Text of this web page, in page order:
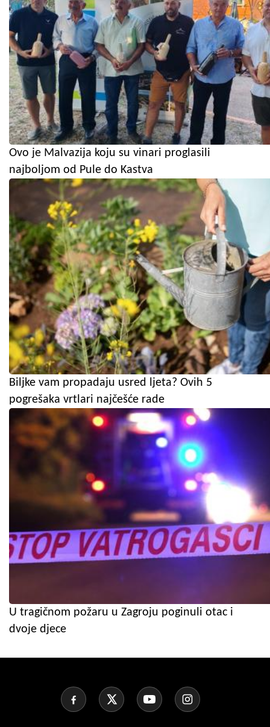
Ovo je Malvazija koju su vinari proglasili
najboljom od Pule do Kastva
Biljke vam propadaju usred ljeta? Ovih 5
pogrešaka vrtlari najčešće rade
U tragičnom požaru u Zagroju poginuli otac i
dvoje djece